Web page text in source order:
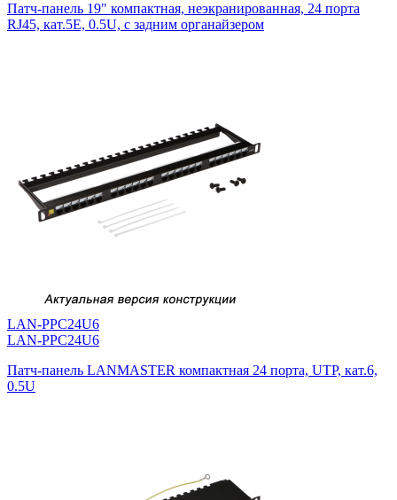
Патч-панель 19" компактная, неэкранированная, 24 порта
RJ45, кат.5E, 0.5U, с задним органайзером
LAN-PPC24U6
LAN-PPC24U6
Патч-панель LANMASTER компактная 24 порта, UTP, кат.6,
0.5U